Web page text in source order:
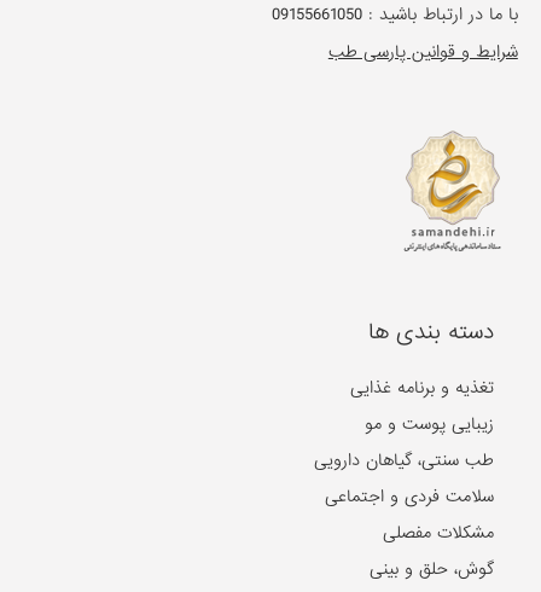
با ما در ارتباط باشید :09155661050
شرایط و قوانین پارسی طب
دسته بندی ها
تغذیه و برنامه غذایی
زیبایی پوست و مو
طب سنتی، گیاهان دارویی
سلامت فردی و اجتماعی
مشکلات مفصلی
گوش، حلق و بینی